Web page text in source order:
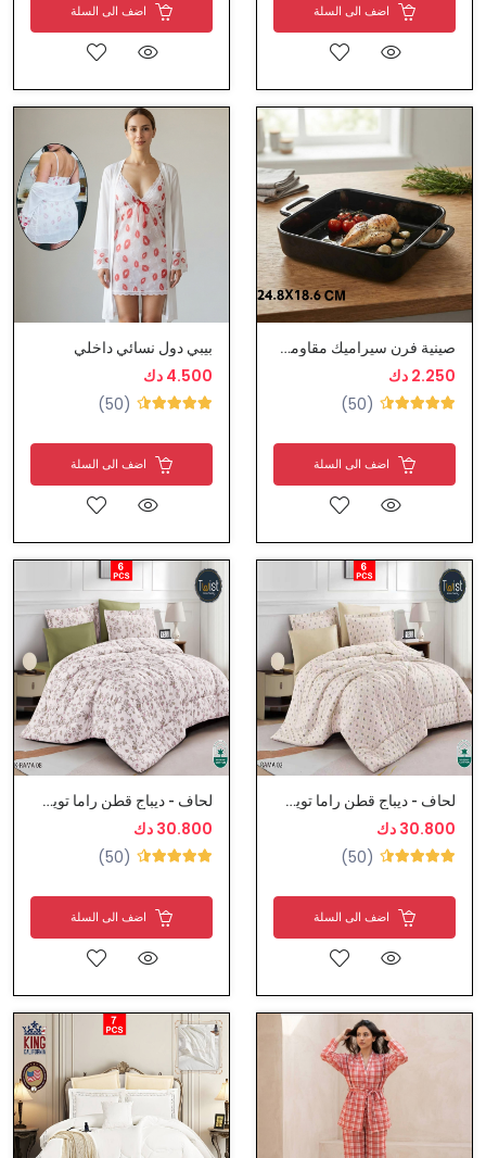
اضف الى السلة اضف الى السلة
صينية فرن سيراميك مقاومة لحرارة الفرن
2.250 دك
(50)
اضف الى السلة
بيبي دول نسائي داخلي
4.500 دك
(50)
اضف الى السلة
لحاف - ديباج قطن راما تويست نفرين
30.800 دك
(50)
اضف الى السلة
لحاف - ديباج قطن راما تويست نفرين
30.800 دك
(50)
اضف الى السلة